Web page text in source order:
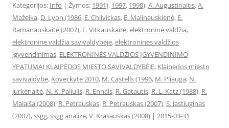
Kategorijos: Info | Žymos: 1991), 1997, 1998),A. Augustinaitis,A.
Mažeika, D. Lyon (1986, E. Chlivickas, E. Malinauskienė, E.
Ramanauskaitė (2007), E. Vitkauskaitė,elektroninė valdžia,
elektroninė valdžia savivaldybėje,elektroninės valdžios
įgyvendinimas, ELEKTRONINĖS VALDŽIOS ĮGYVENDINIMO
YPATUMAI KLAIPĖDOS MIESTO SAVIVALDYBĖJE, Klaipėdos miesto
savivaldybė, Koveckytė 2010, M. Castells (1996, M. Pliauga, N.
Jurkėnaitė, N. K. Paliulis, R. Ennals, R. Gatautis, R. L. Katz (1988), R.
Malaiša (2008), R. Petrauskas, R. Petrauskas (2007),S. Jastiuginas
(2007),ssgg,ssgg analize,V. Krasauskas (2008) | 2015-03-31